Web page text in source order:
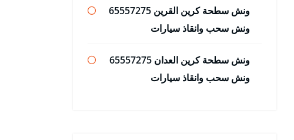
ونش سطحة كرين القرين 65557275
ونش سحب وانقاذ سيارات
ونش سطحة كرين العدان 65557275
ونش سحب وانقاذ سيارات